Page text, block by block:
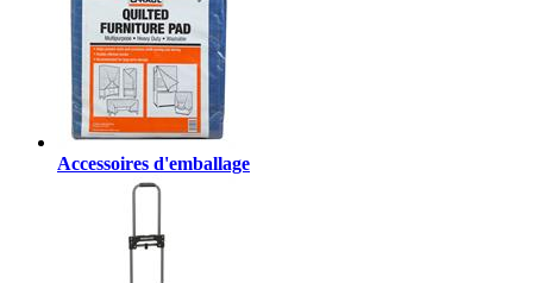
Accessoires d'emballage